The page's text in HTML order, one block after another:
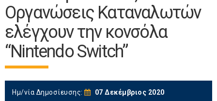
Οργανώσεις Καταναλωτών
ελέγχουν την κονσόλα
“Nintendo Switch”
Ημ/νία Δημοσίευσης: 07 Δεκέμβριος 2020